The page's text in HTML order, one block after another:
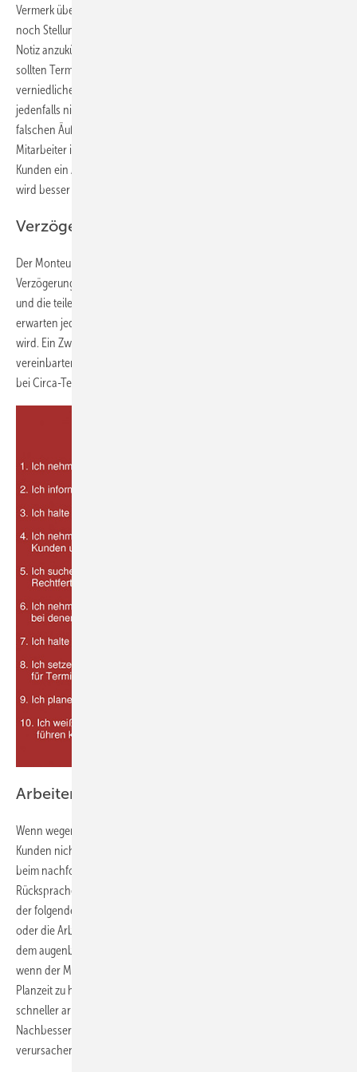
Vermerk über die Unzufriedenheit machen, damit der Chef später
noch Stellung nehmen kann. Es hat sich bewährt, dem Kunden die
Notiz anzukünden damit er sich ernst genommen fühlt. Mitarbeiter
sollten Terminverzug als Reklamation wahrnehmen und nicht
verniedlichen. Die innere Einstellung „Es gibt Schlimmeres“ ist
jedenfalls nicht kundenorientiert und führt dann auch zu einer
falschen Äußerung. Es ist immer eine Frage der Perspektive: Für den
Mitarbeiter ist eine Verzögerung vielleicht ein Normalfall, für den
Kunden ein Ärgernis. Wer sich in die Lage des Kunden versetzen kann,
wird besser reagieren.
Verzögerung ankünden
Der Monteur könnte von unterwegs anrufen und dem Kunden eine
Verzögerung mitteilen. Besser ist es aber, wenn er sein Büro anruft
und die teilen dem Kunden dann die Verschiebung mit? Kunden
erwarten jedenfalls, dass eine Verzögerung schnellstmöglich mitgeteilt
wird. Ein Zwischenbescheid sollte gemacht werden, wenn ein exakt
vereinbarter Termin sich um mehr als 20 bis 30 Minuten verschiebt,
bei Circa-Terminen bei mehr als 60 Minuten.
Arbeiten nicht abgeschlossen
Wenn wegen plötzlicher Probleme die Arbeiten beim bestehenden
Kunden nicht zum geplanten Termin abgeschlossen werden, entsteht
beim nachfolgenden Kunden ein Terminverzug. Das darf nicht ohne
Rücksprache mit dem Büro erfolgen. Im Büro wird entschieden, ob
der folgende Termin bei einem anderen Kunden verschoben wird,
oder die Arbeiten unterbrochen werden und ein zweiter Termin mit
dem augenblicklichen Kunden gemacht wird. Es macht wenig Sinn,
wenn der Monteur nun das Arbeitstempo beschleunigt, um die
Planzeit zu halten. Tempoerhöhung ist meist ein Risikofaktor, denn
schneller arbeiten bedeutet oft auch Fehler zu riskieren.
Nachbesserungen von Montagefehlern sind zeitaufwendig und
verursachen Kosten.